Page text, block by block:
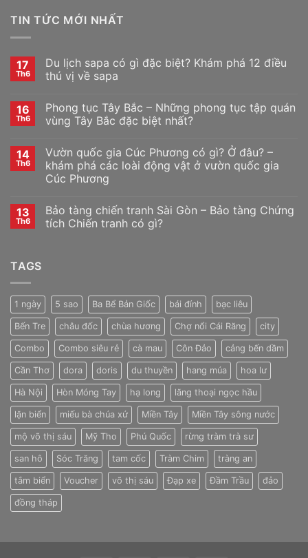
TIN TỨC MỚI NHẤT
17
Th6
Du lịch sapa có gì đặc biệt? Khám phá 12 điều
thú vị về sapa
16
Th6
Phong tục Tây Bắc – Những phong tục tập quán
vùng Tây Bắc đặc biệt nhất?
14
Th6
Vườn quốc gia Cúc Phương có gì? Ở đâu? –
khám phá các loài động vật ở vườn quốc gia
Cúc Phương
13
Th6
Bảo tàng chiến tranh Sài Gòn – Bảo tàng Chứng
tích Chiến tranh có gì?
TAGS
1 ngày 5 sao Ba Bể Bản Giốc bái đính bạc liêu
Bến Tre châu đốc chùa hương Chợ nổi Cái Răng city
Combo Combo siêu rẻ cà mau Côn Đảo cảng bến dầm
Cần Thơ dora doris du thuyền hang múa hoa lư
Hà Nội Hòn Móng Tay hạ long lăng thoại ngọc hầu
lặn biển miếu bà chúa xứ Miền Tây Miền Tây sông nước
mộ võ thị sáu Mỹ Tho Phú Quốc rừng tràm trà sư
san hô Sóc Trăng tam cốc Tràm Chim tràng an
tắm biển Voucher võ thị sáu Đạp xe Đầm Trầu đảo
đồng tháp